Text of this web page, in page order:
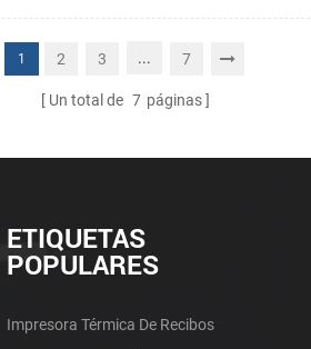
1 2 3 ... 7
Un total de 7 páginas
ETIQUETAS
POPULARES
Impresora Térmica De Recibos